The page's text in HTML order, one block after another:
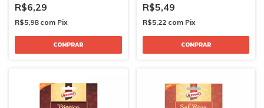
R$6,29
R$5,98 com Pix
R$5,49
R$5,22 com Pix